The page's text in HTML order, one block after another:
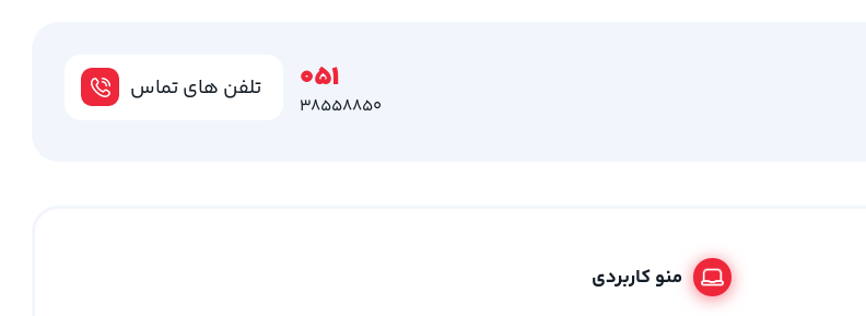
تلفن های تماس 051
38558850
منو کاربردی